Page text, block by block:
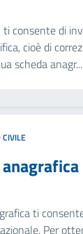
ti consente di
cioè di
scheda anagr...
CIVILE
ti
Per